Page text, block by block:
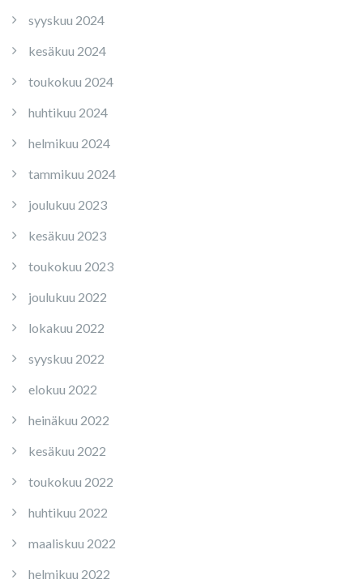
syyskuu 2024
kesäkuu 2024
toukokuu 2024
huhtikuu 2024
helmikuu 2024
tammikuu 2024
joulukuu 2023
kesäkuu 2023
toukokuu 2023
joulukuu 2022
lokakuu 2022
syyskuu 2022
elokuu 2022
heinäkuu 2022
kesäkuu 2022
toukokuu 2022
huhtikuu 2022
maaliskuu 2022
helmikuu 2022